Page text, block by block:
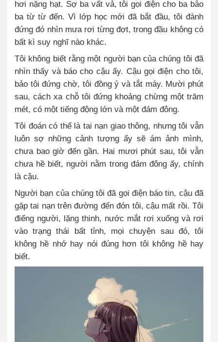
hơi nặng hạt. Sợ ba vất vả, tôi gọi điện cho ba bảo
ba từ từ đến. Vì lớp học mới đã bắt đầu, tôi đành
đứng đó nhìn mưa rơi từng đợt, trong đầu không có
bất kì suy nghĩ nào khác.
Tôi không biết rằng một người bạn của chúng tôi đã
nhìn thấy và báo cho cậu ấy. Cậu gọi điện cho tôi,
bảo tôi đứng chờ, tôi đồng ý và tắt máy. Mười phút
sau, cách xa chỗ tôi đứng khoảng chừng một trăm
mét, có một tiếng động lớn và một đám đông.
Tôi đoán có thể là tai nạn giao thông, nhưng tôi vẫn
luôn sợ những cảnh tượng ấy sẽ ám ảnh mình,
chưa bao giờ đến gần. Hai mươi phút sau, tôi vẫn
chưa hề biết, người nằm trong đám đông ấy, chính
là cậu.
Người bạn của chúng tôi đã gọi điện báo tin, cậu đã
gặp tai nạn trên đường đến đón tôi, cậu mất rồi. Tôi
điếng người, lặng thinh, nước mắt rơi xuống và rơi
vào trạng thái bất tỉnh, mọi chuyện sau đó, tôi
không hề nhớ hay nói đúng hơn tôi không hề hay
biết.